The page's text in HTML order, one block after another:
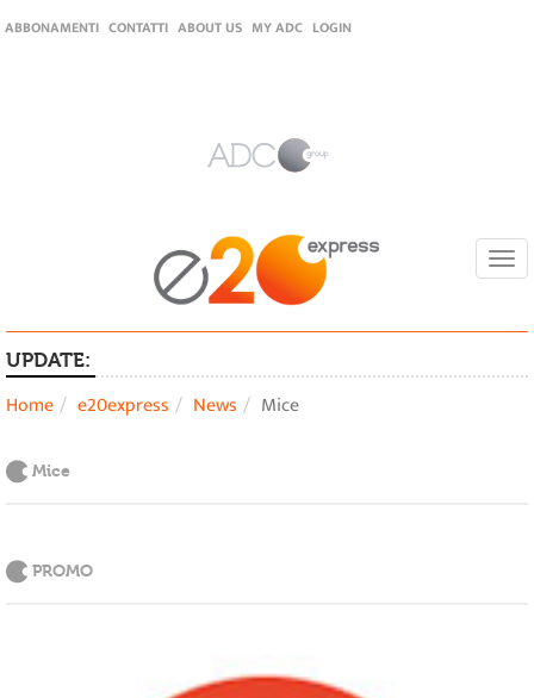
ABBONAMENTI CONTATTI ABOUT US MY ADC LOGIN
UPDATE:
Home e20express News Mice
Mice
PROMO